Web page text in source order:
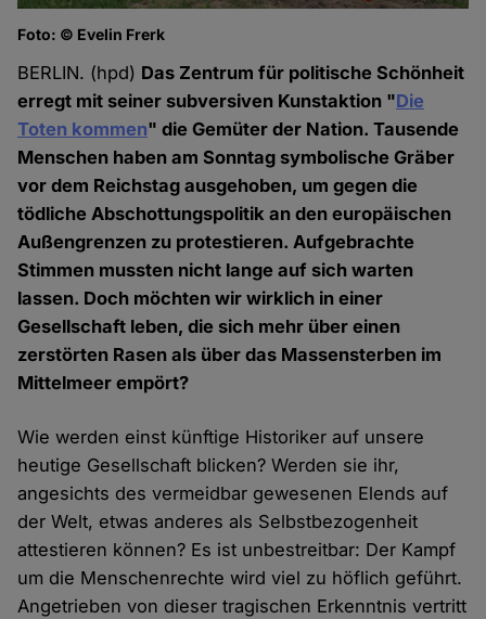
Foto: © Evelin Frerk
BERLIN. (hpd) Das Zentrum für politische Schönheit
erregt mit seiner subversiven Kunstaktion "Die
Toten kommen" die Gemüter der Nation. Tausende
Menschen haben am Sonntag symbolische Gräber
vor dem Reichstag ausgehoben, um gegen die
tödliche Abschottungspolitik an den europäischen
Außengrenzen zu protestieren. Aufgebrachte
Stimmen mussten nicht lange auf sich warten
lassen. Doch möchten wir wirklich in einer
Gesellschaft leben, die sich mehr über einen
zerstörten Rasen als über das Massensterben im
Mittelmeer empört?
Wie werden einst künftige Historiker auf unsere
heutige Gesellschaft blicken? Werden sie ihr,
angesichts des vermeidbar gewesenen Elends auf
der Welt, etwas anderes als Selbstbezogenheit
attestieren können? Es ist unbestreitbar: Der Kampf
um die Menschenrechte wird viel zu höflich geführt.
Angetrieben von dieser tragischen Erkenntnis vertritt